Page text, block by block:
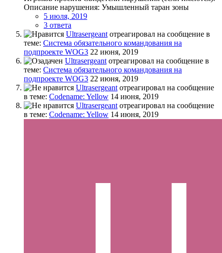
Описание нарушения: Умышленный таран зоны
5 июля, 2019
3 ответа
Ultrasergeant отреагировал на сообщение в
теме: Система обязательного командования на
подпроекте WOG3 22 июня, 2019
Ultrasergeant отреагировал на сообщение в
теме: Система обязательного командования на
подпроекте WOG3 22 июня, 2019
Ultrasergeant отреагировал на сообщение
в теме: Codename: Yellow 14 июня, 2019
Ultrasergeant отреагировал на сообщение
в теме: Codename: Yellow 14 июня, 2019